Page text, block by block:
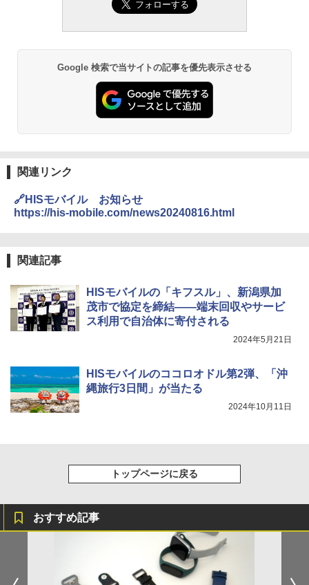
Google 検索で当サイトの記事を優先表示させる
関連リンク
🔗HISモバイル お知らせ
https://his-mobile.com/news20240816.html
関連記事
HISモバイルの「キフスル」、新潟県加
茂市で協定を締結――端末回収やサービ
ス利用で自治体に寄付される
2024年5月21日
HISモバイルのココロオドル第2弾、「沖
縄旅行3日間」が当たる
2024年10月11日
トップページに戻る
おすすめ記事